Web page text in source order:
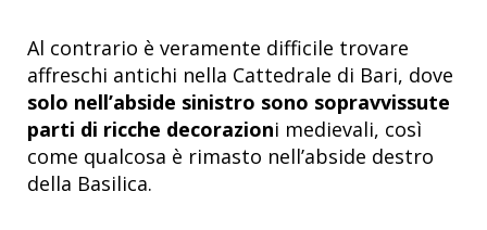
Al contrario è veramente difficile trovare
affreschi antichi nella Cattedrale di Bari, dove
solo nell’abside sinistro sono sopravvissute
parti di ricche decorazioni medievali, così
come qualcosa è rimasto nell’abside destro
della Basilica.